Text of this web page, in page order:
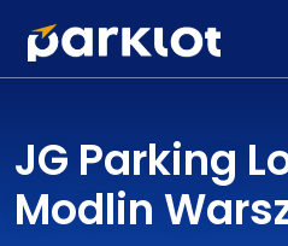
JG Parking
Modlin